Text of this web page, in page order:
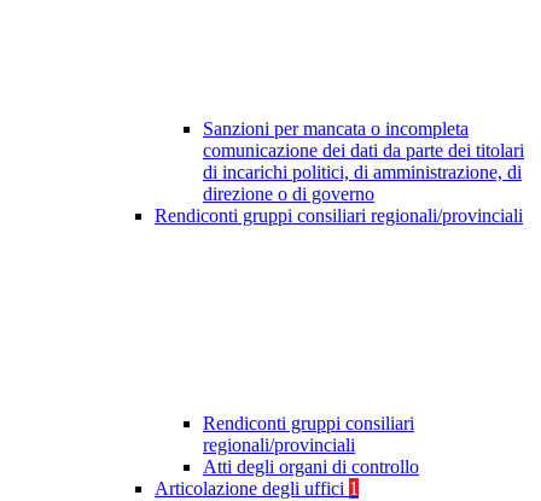
Sanzioni per mancata o incompleta
comunicazione dei dati da parte dei titolari
di incarichi politici, di amministrazione, di
direzione o di governo
Rendiconti gruppi consiliari regionali/provinciali
Rendiconti gruppi consiliari
regionali/provinciali
Atti degli organi di controllo
Articolazione degli uffici 1